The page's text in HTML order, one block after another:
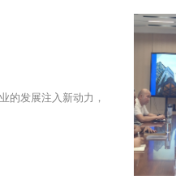
的发展注入新动力，